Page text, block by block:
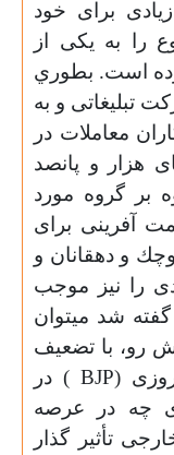
براى خود
را به يكى از
است. بطوري
تبليغاتى و به
معاملات در
هزار و پانصد
بر گروه مورد
آفرينى براى
و دهقانان و
را نيز موجب
شد ميتوان
رو، با تضعيف
(
BJP) در
چه در عرصه
تأثير گذار